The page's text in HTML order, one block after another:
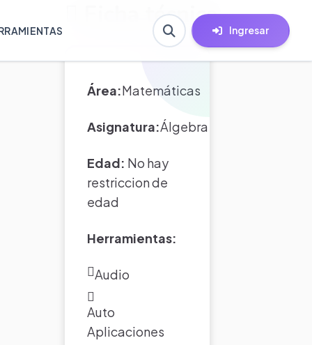
Ingresar
Ficha técnica
Área:Matemáticas
Asignatura:Álgebra
Edad: No hay
restriccion de
edad
Herramientas:
Audio
Auto
Aplicaciones